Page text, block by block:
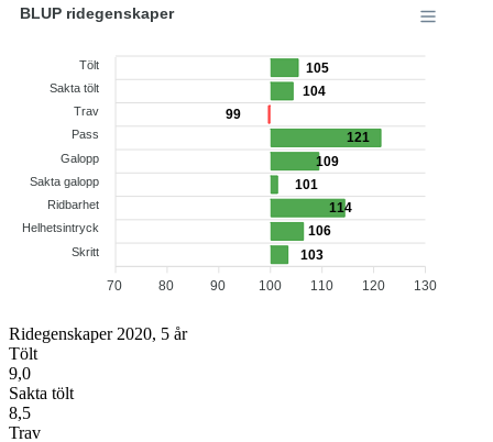
105
104
99
121
109
101
114
106
103
Tölt
Sakta tölt
Trav
Pass
Galopp
Sakta galopp
Ridbarhet
Helhetsintryck
Skritt
130
120
110
100
90
80
70
BLUP ridegenskaper
Ridegenskaper 2020, 5 år
Tölt
9,0
Sakta tölt
8,5
Trav